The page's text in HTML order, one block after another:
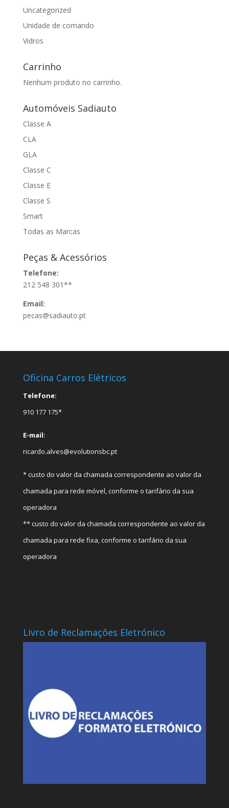
Uncategorized
Unidade de comando
Vidros
Carrinho
Nenhum produto no carrinho.
Automóveis Sadiauto
Classe A
CLA
GLA
Classe C
Classe E
Classe S
Smart
Todas as Marcas
Peças & Acessórios
Telefone:
212 548 301**
Email:
pecas@sadiauto.pt
Oficina Carros Elétricos
Telefone:
910 177 175*
E-mail:
ricardo.alves@evolutionsbc.pt
* custo do valor da chamada correspondente ao valor da
chamada para rede móvel, conforme o tarifário da sua
operadora
** custo do valor da chamada correspondente ao valor da
chamada para rede fixa, conforme o tarifário da sua
operadora
Livro de Reclamações Eletrónico